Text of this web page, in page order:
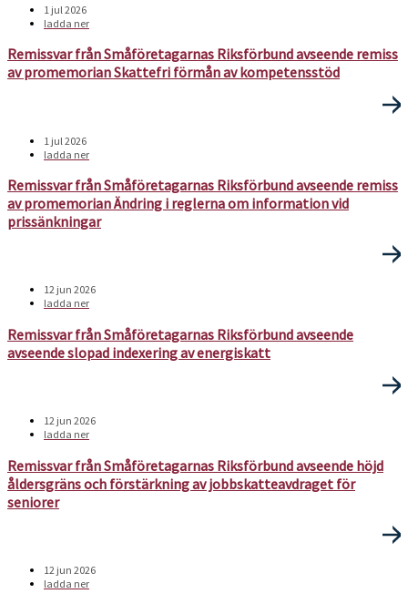
1 jul 2026
ladda ner
Remissvar från Småföretagarnas Riksförbund avseende remiss
av promemorian Skattefri förmån av kompetensstöd
1 jul 2026
ladda ner
Remissvar från Småföretagarnas Riksförbund avseende remiss
av promemorian Ändring i reglerna om information vid
prissänkningar
12 jun 2026
ladda ner
Remissvar från Småföretagarnas Riksförbund avseende
avseende slopad indexering av energiskatt
12 jun 2026
ladda ner
Remissvar från Småföretagarnas Riksförbund avseende höjd
åldersgräns och förstärkning av jobbskatteavdraget för
seniorer
12 jun 2026
ladda ner